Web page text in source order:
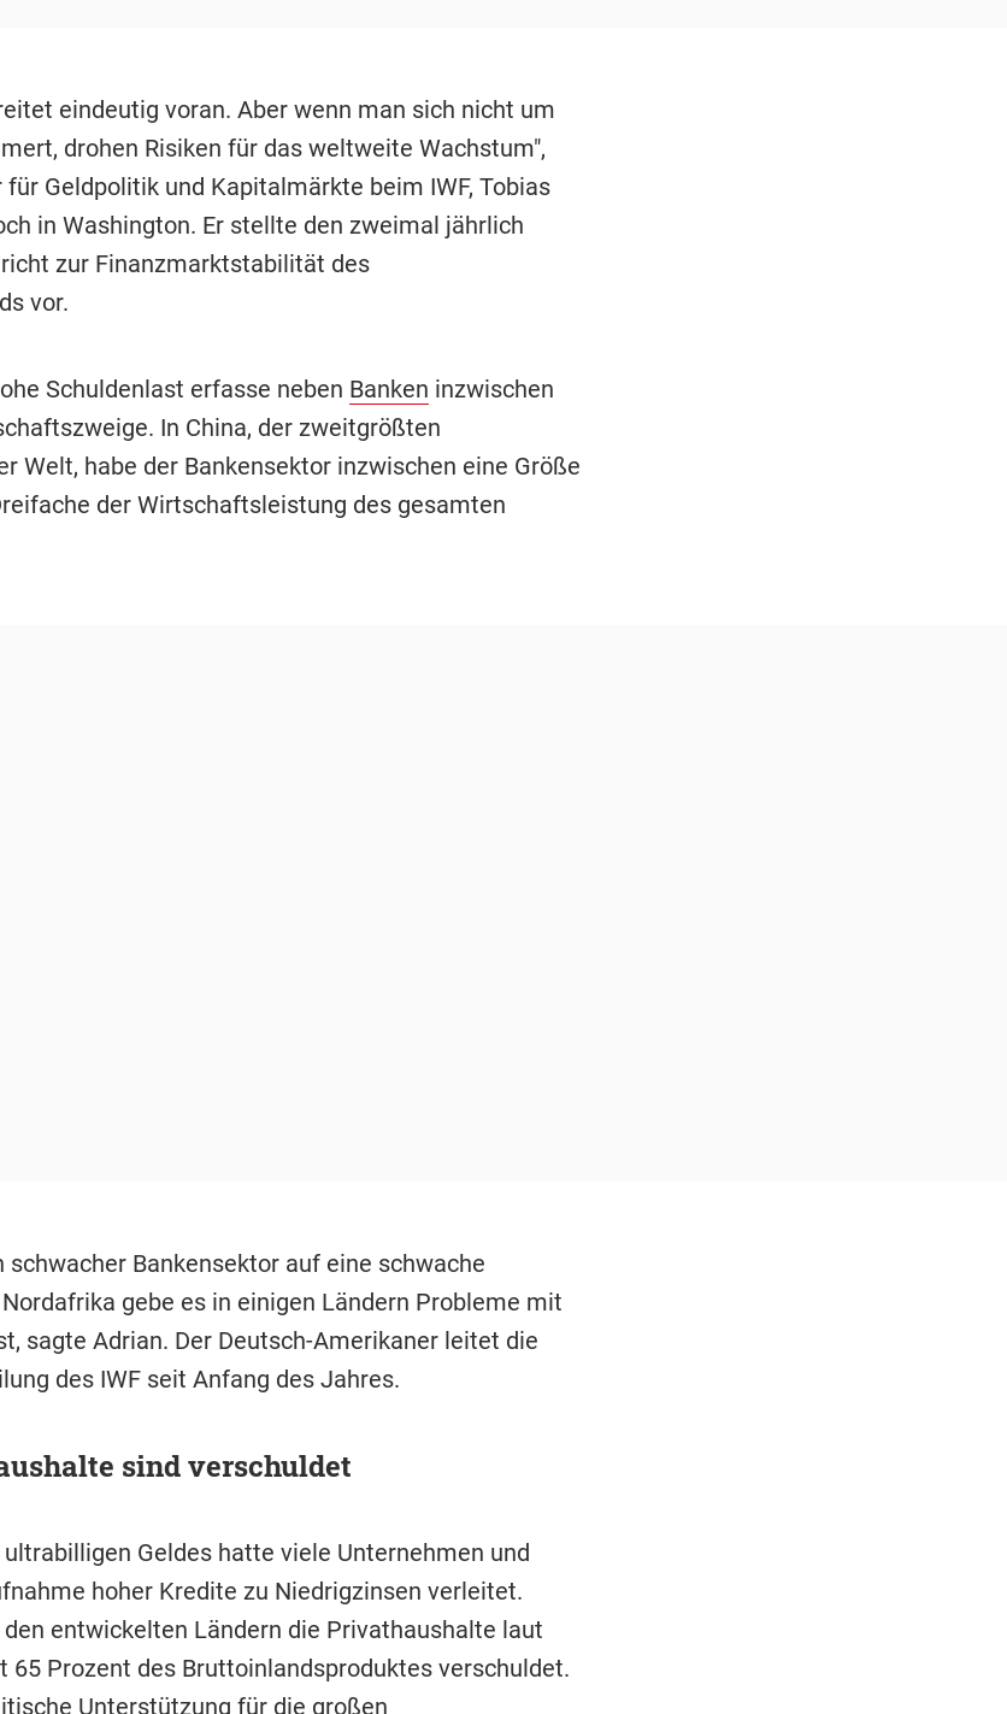
eindeutig voran. Aber wenn man sich nicht um
drohen Risiken für das weltweite Wachstum",
Geldpolitik und Kapitalmärkte beim IWF, Tobias
in Washington. Er stellte den zweimal jährlich
zur Finanzmarktstabilität des
vor.
Schuldenlast erfasse neben Banken inzwischen
In China, der zweitgrößten
Welt, habe der Bankensektor inzwischen eine Größe
der Wirtschaftsleistung des gesamten
schwacher Bankensektor auf eine schwache
gebe es in einigen Ländern Probleme mit
sagte Adrian. Der Deutsch-Amerikaner leitet die
des IWF seit Anfang des Jahres.
sind verschuldet
Geldes hatte viele Unternehmen und
hoher Kredite zu Niedrigzinsen verleitet.
entwickelten Ländern die Privathaushalte laut
65 Prozent des Bruttoinlandsproduktes verschuldet.
Unterstützung für die großen